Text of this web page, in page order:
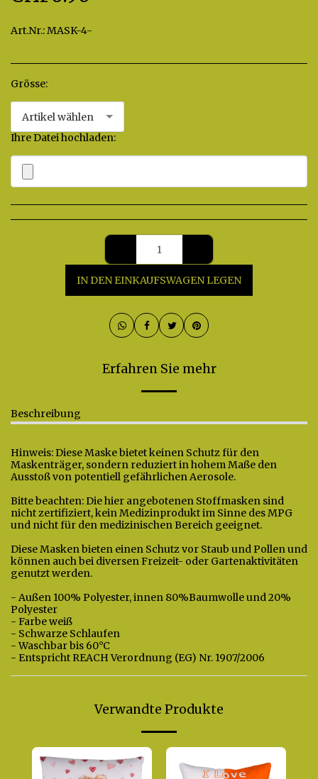
Art.Nr.:MASK-4-
Grösse:
Artikel wählen
Ihre Datei hochladen:
IN DEN EINKAUFSWAGEN LEGEN
Erfahren Sie mehr
Beschreibung
Hinweis: Diese Maske bietet keinen Schutz für den
Maskenträger, sondern reduziert in hohem Maße den
Ausstoß von potentiell gefährlichen Aerosole.
Bitte beachten: Die hier angebotenen Stoffmasken sind
nicht zertifiziert, kein Medizinprodukt im Sinne des MPG
und nicht für den medizinischen Bereich geeignet.
Diese Masken bieten einen Schutz vor Staub und Pollen und
können auch bei diversen Freizeit- oder Gartenaktivitäten
genutzt werden.
- Außen 100% Polyester, innen 80%Baumwolle und 20%
Polyester
- Farbe weiß
- Schwarze Schlaufen
- Waschbar bis 60°C
- Entspricht REACH Verordnung (EG) Nr. 1907/2006
Verwandte Produkte